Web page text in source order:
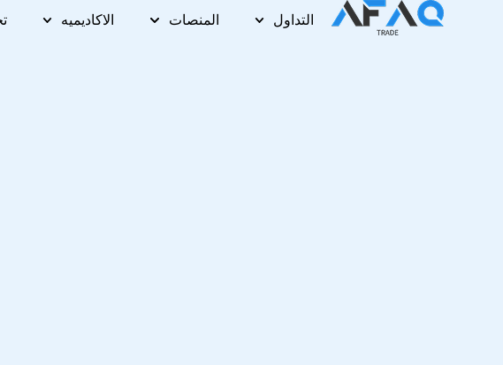
التداول المنصات الاكاديميه